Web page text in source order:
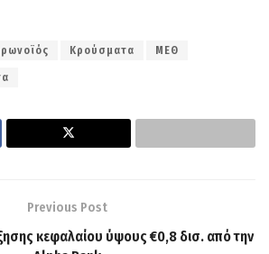
Κρούσματα ΜΕΘ
Previous Post
κεφαλαίου ύψους €0,8 δισ. από την